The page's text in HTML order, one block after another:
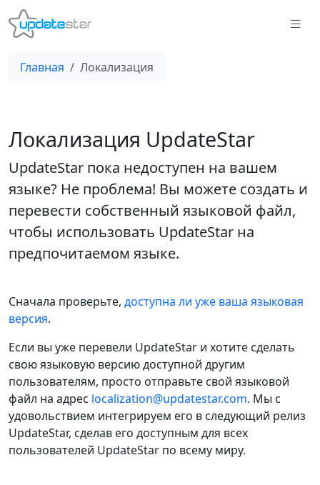
Главная Локализация
Локализация UpdateStar
UpdateStar пока недоступен на вашем
языке? Не проблема! Вы можете создать и
перевести собственный языковой файл,
чтобы использовать UpdateStar на
предпочитаемом языке.
Сначала проверьте, доступна ли уже ваша языковая
версия.
Если вы уже перевели UpdateStar и хотите сделать
свою языковую версию доступной другим
пользователям, просто отправьте свой языковой
файл на адрес localization@updatestar.com. Мы с
удовольствием интегрируем его в следующий релиз
UpdateStar, сделав его доступным для всех
пользователей UpdateStar по всему миру.